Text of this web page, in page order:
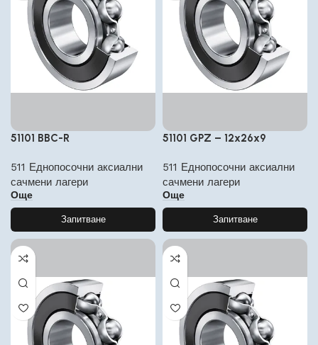
51101 BBC-R
511 Еднопосочни аксиални
сачмени лагери
Още
Запитване
51101 GPZ – 12x26x9
511 Еднопосочни аксиални
сачмени лагери
Още
Запитване